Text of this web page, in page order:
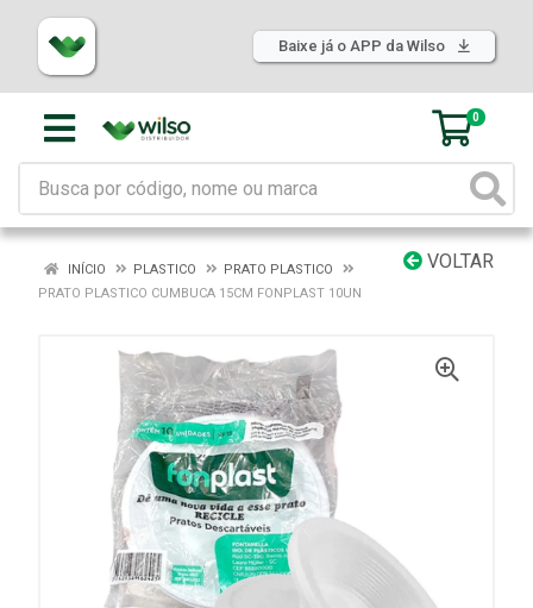
Baixe já o APP da Wilso
0
VOLTAR
INÍCIO PLASTICO
PRATO PLASTICO
PRATO PLASTICO CUMBUCA 15CM FONPLAST 10UN